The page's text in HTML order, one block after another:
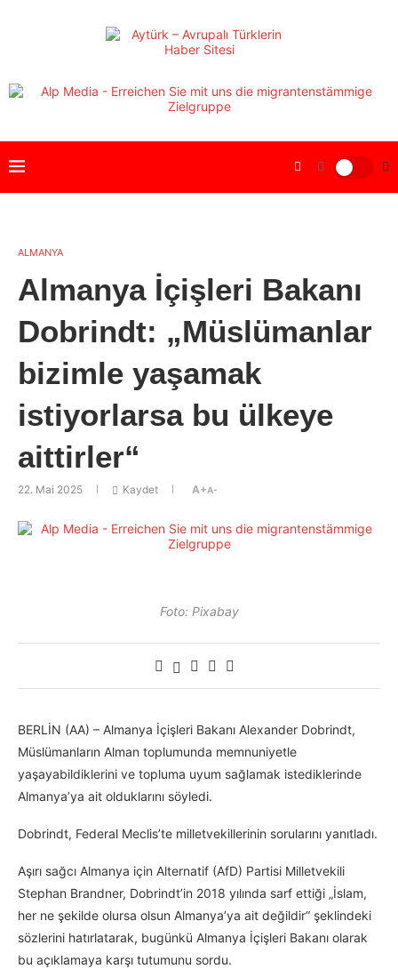
ALMANYA
Almanya İçişleri Bakanı
Dobrindt: „Müslümanlar
bizimle yaşamak
istiyorlarsa bu ülkeye
aittirler“
22. Mai 2025 Kaydet A+A-
Foto: Pixabay
BERLİN (AA) – Almanya İçişleri Bakanı Alexander Dobrindt,
Müslümanların Alman toplumunda memnuniyetle
yaşayabildiklerini ve topluma uyum sağlamak istediklerinde
Almanya’ya ait olduklarını söyledi.
Dobrindt, Federal Meclis’te milletvekillerinin sorularını yanıtladı.
Aşırı sağcı Almanya için Alternatif (AfD) Partisi Milletvekili
Stephan Brandner, Dobrindt’in 2018 yılında sarf ettiği „İslam,
her ne şekilde olursa olsun Almanya’ya ait değildir“ şeklindeki
sözlerini hatırlatarak, bugünkü Almanya İçişleri Bakanı olarak
bu açıklamaya karşı tutumunu sordu.